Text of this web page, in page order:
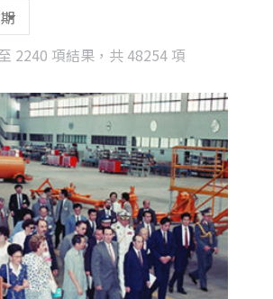
2240 項結果，共 48254 項
latest